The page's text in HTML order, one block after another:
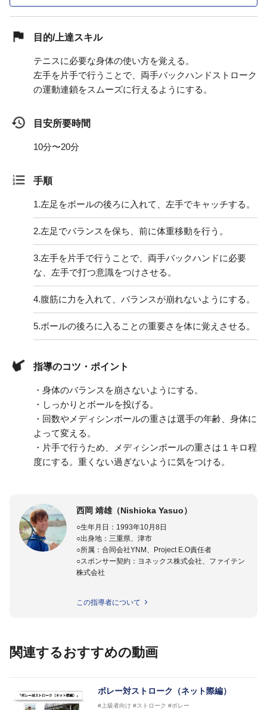
目的/上達スキル
テニスに必要な身体の使い方を覚える。
左手を片手で行うことで、両手バックハンドストローク
の運動連鎖をスムーズに行えるようにする。
目安所要時間
10分〜20分
手順
1.左足をボールの後ろに入れて、左手でキャッチする。
2.左足でバランスを保ち、前に体重移動を行う。
3.左手を片手で行うことで、両手バックハンドに必要
な、左手で打つ意識をつけさせる。
4.腹筋に力を入れて、バランスが崩れないようにする。
5.ボールの後ろに入ることの重要さを体に覚えさせる。
指導のコツ・ポイント
・身体のバランスを崩さないようにする。
・しっかりとボールを投げる。
・回数やメディシンボールの重さは選手の年齢、身体に
よって変える。
・片手で行うため、メディシンボールの重さは１キロ程
度にする。重くない過ぎないように気をつける。
西岡 靖雄（Nishioka Yasuo）
○生年月日：1993年10月8日
○出身地：三重県、津市
○所属：合同会社YNM、Project E.O責任者
○スポンサー契約：ヨネックス株式会社、ファイテン
株式会社
父親が校長を務める「ニックインドアテニスカレッ
西岡良仁のサポートとして、グランドスラムやツアー
その後１年半の間、スペインのバルセロナにあるプロ
チーム「CMC Competition」にてコーチを務める。
この指導者について
関連するおすすめの動画
ボレー対ストローク（ネット際編）
#上級者向け #ストローク #ボレー